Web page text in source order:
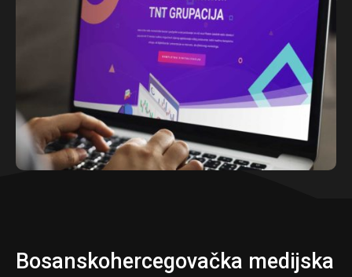
Bosanskohercegovačka medijska